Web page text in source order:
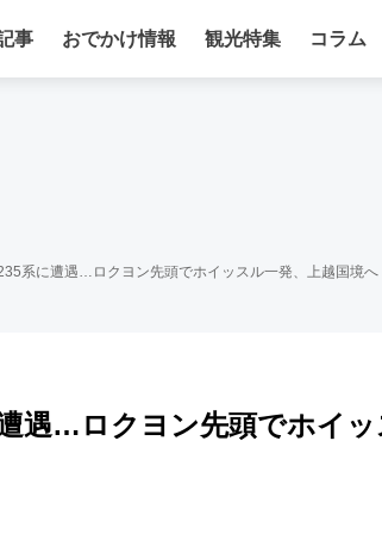
事 おでかけ情報 観光特集 コラム
系に遭遇…ロクヨン先頭でホイッスル一発、上越国境へ
遇…ロクヨン先頭でホイ